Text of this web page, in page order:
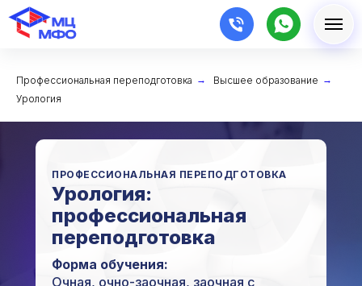
Профессиональная переподготовка → Высшее образование →
Урология
Урология:
профессиональная
переподготовка
ПРОФЕССИОНАЛЬНАЯ ПЕРЕПОДГОТОВКА
Форма обучения:
Очная, очно-заочная, заочная с